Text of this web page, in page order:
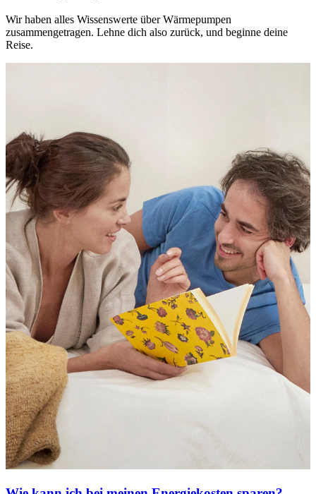
Wir haben alles Wissenswerte über Wärmepumpen
zusammengetragen. Lehne dich also zurück, und beginne deine
Reise.